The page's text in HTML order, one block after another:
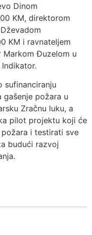
Dinom
KM, direktorom
KM i ravnateljem
Markom Đuzelom u
sufinanciranju
požara u
Zračnu luku, a
pilot projektu koji će
i testirati sve
budući razvoj